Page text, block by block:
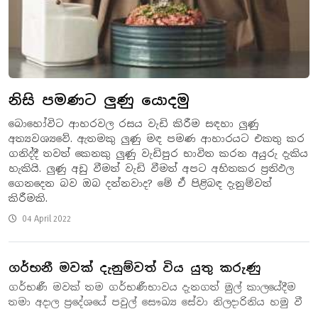
නිසි පමණට ලුණු යොදමු
බොහෝවිට ආහරවල රසය වැඩි කිරීම සඳහා ලුණු
අත්‍යවශ්‍යවේ. ඇතමකු ලුණු මඳ පමණ ආහාරයට එකතු කර
ගනිද්දී තවත් කෙනකු ලුණු වැඩිපුර භාවිත කරන අයුරු දැකිය
හැකියි. ලුණු අඩු වීමත් වැඩි වීමත් අපට අහිතකර ප්‍රතිඵල
ගෙනදෙන බව ඔබ දන්නවාද? මේ ඒ පිළිබඳ දැනුම්වත්
කිරීමකි.
04 April 2022
ගර්භනී මවක් දැනුම්වත් විය යුතු කරුණු
ගර්භණී මවක් තම ගර්භණීභාවය දැනගත් මුල් කාලයේදීම
තමා අදාල ප්‍රදේශයේ පවුල් සෞඛ්‍ය සේවා නිලදාරිනිය හමු වී